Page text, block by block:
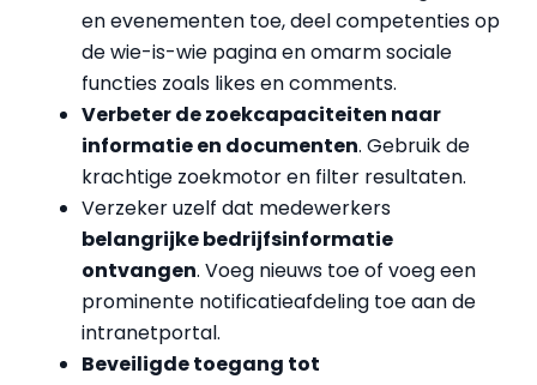
en evenementen toe, deel competenties op
de wie-is-wie pagina en omarm sociale
functies zoals likes en comments.
Verbeter de zoekcapaciteiten naar
informatie en documenten. Gebruik de
krachtige zoekmotor en filter resultaten.
Verzeker uzelf dat medewerkers
belangrijke bedrijfsinformatie
ontvangen. Voeg nieuws toe of voeg een
prominente notificatieafdeling toe aan de
intranetportal.
Beveiligde toegang tot